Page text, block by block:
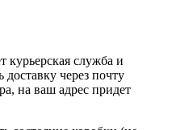
курьерская служба и
доставку через почту
на ваш адрес придет